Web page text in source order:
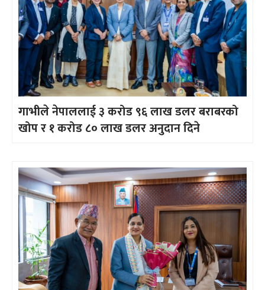
गाभीले नेपाललाई ३ करोड ९६ लाख डलर बराबरको
खोप र १ करोड ८० लाख डलर अनुदान दिने